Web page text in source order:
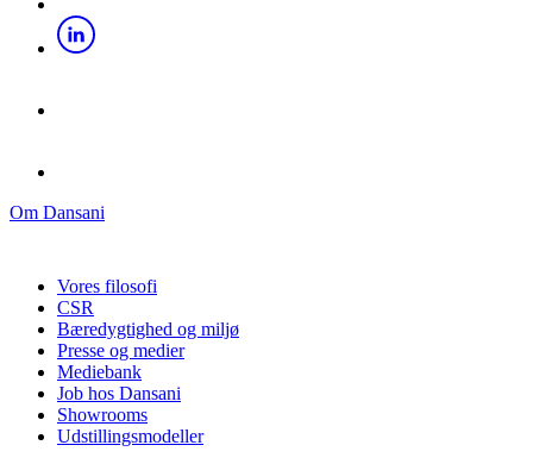
Om Dansani
Vores filosofi
CSR
Bæredygtighed og miljø
Presse og medier
Mediebank
Job hos Dansani
Showrooms
Udstillingsmodeller